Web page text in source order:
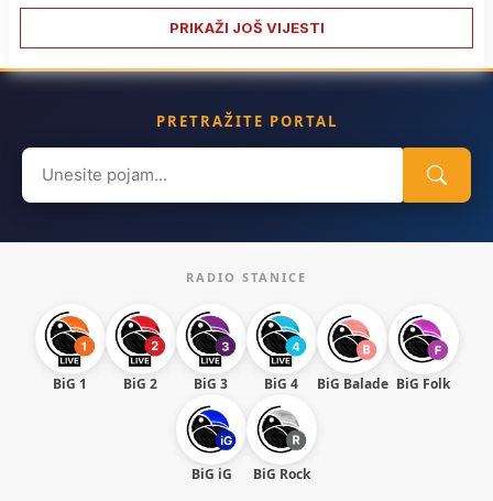
PRIKAŽI JOŠ VIJESTI
PRETRAŽITE PORTAL
Search
for:
RADIO STANICE
BiG 1 BiG 2 BiG 3 BiG 4 BiG Balade BiG Folk
BiG iG BiG Rock